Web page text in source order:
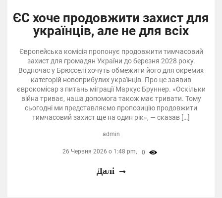
ЄС хоче продовжити захист для
українців, але не для всіх
Європейська комісія пропонує продовжити тимчасовий
захист для громадян України до березня 2028 року.
Водночас у Брюсселі хочуть обмежити його для окремих
категорій новоприбулих українців. Про це заявив
єврокомісар з питань міграції Маркус Бруннер. «Оскільки
війна триває, наша допомога також має тривати. Тому
сьогодні ми представляємо пропозицію продовжити
тимчасовий захист ще на один рік», — сказав […]
admin
26 Червня 2026 о 1:48 pm, 0
Далі